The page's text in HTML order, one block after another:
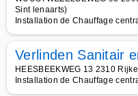
Sint lenaarts)
Installation de Chauffage
Verlinden Sanitair
HEESBEEKWEG 13 2310
Installation de Chauffage